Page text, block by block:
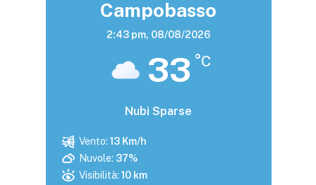
Campobasso
2:43 pm, 08/08/2026
33 °C
Nubi Sparse
Vento: 13 Km/h
Nuvole: 37%
Visibilità: 10 km